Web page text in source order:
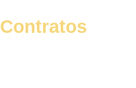
Contratos